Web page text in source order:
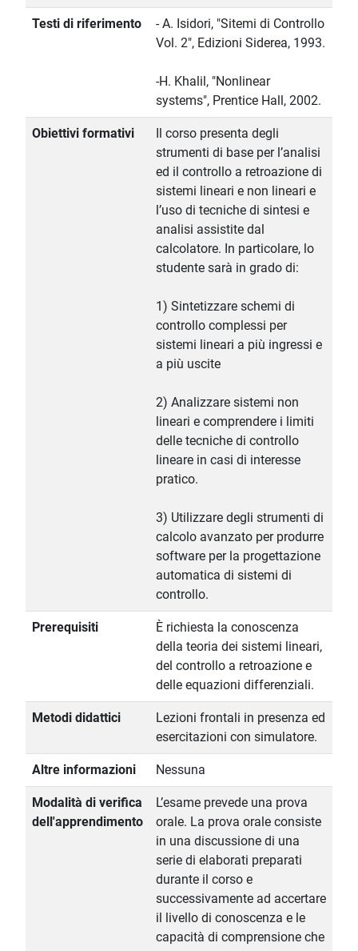
Testi di riferimento
- A. Isidori, "Sitemi di Controllo
Vol. 2", Edizioni Siderea, 1993.
-H. Khalil, "Nonlinear
systems", Prentice Hall, 2002.
Obiettivi formativi
Il corso presenta degli
strumenti di base per l’analisi
ed il controllo a retroazione di
sistemi lineari e non lineari e
l’uso di tecniche di sintesi e
analisi assistite dal
calcolatore. In particolare, lo
studente sarà in grado di:
1) Sintetizzare schemi di
controllo complessi per
sistemi lineari a più ingressi e
a più uscite
2) Analizzare sistemi non
lineari e comprendere i limiti
delle tecniche di controllo
lineare in casi di interesse
pratico.
3) Utilizzare degli strumenti di
calcolo avanzato per produrre
software per la progettazione
automatica di sistemi di
controllo.
Prerequisiti
È richiesta la conoscenza
della teoria dei sistemi lineari,
del controllo a retroazione e
delle equazioni differenziali.
Metodi didattici
Lezioni frontali in presenza ed
esercitazioni con simulatore.
Altre informazioni Nessuna
Modalità di verifica
dell'apprendimento
L’esame prevede una prova
orale. La prova orale consiste
in una discussione di una
serie di elaborati preparati
durante il corso e
successivamente ad accertare
il livello di conoscenza e le
capacità di comprensione che